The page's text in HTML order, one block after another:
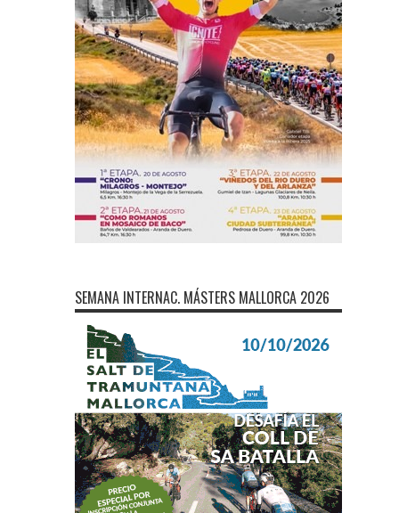
SEMANA INTERNAC. MÁSTERS MALLORCA 2026